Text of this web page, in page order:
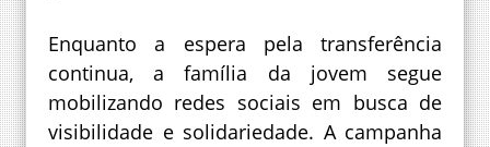
Enquanto a espera pela transferência
continua, a família da jovem segue
mobilizando redes sociais em busca de
visibilidade e solidariedade. A campanha